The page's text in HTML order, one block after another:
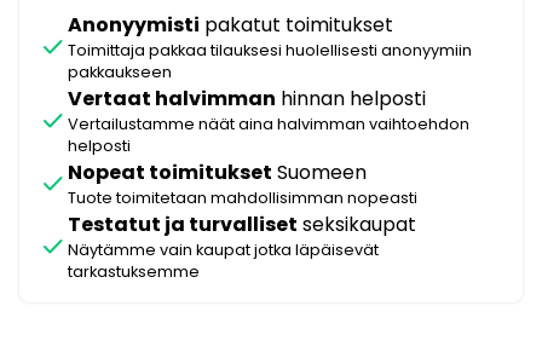
check
Anonyymisti pakatut toimitukset
Toimittaja pakkaa tilauksesi huolellisesti anonyymiin
pakkaukseen
check
Vertaat halvimman hinnan helposti
Vertailustamme näät aina halvimman vaihtoehdon
helposti
check Nopeat toimitukset Suomeen
Tuote toimitetaan mahdollisimman nopeasti
check
Testatut ja turvalliset seksikaupat
Näytämme vain kaupat jotka läpäisevät
tarkastuksemme